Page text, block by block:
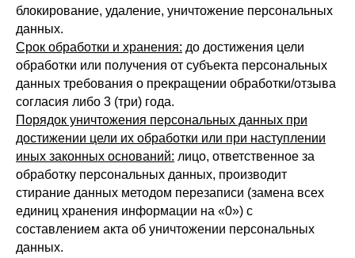
блокирование, удаление, уничтожение персональных
данных.
Срок обработки и хранения: до достижения цели
обработки или получения от субъекта персональных
данных требования о прекращении обработки/отзыва
согласия либо 3 (три) года.
Порядок уничтожения персональных данных при
достижении цели их обработки или при наступлении
иных законных оснований: лицо, ответственное за
обработку персональных данных, производит
стирание данных методом перезаписи (замена всех
единиц хранения информации на «0») с
составлением акта об уничтожении персональных
данных.